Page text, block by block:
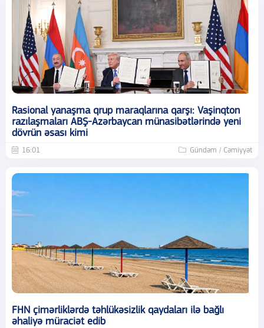
Rasional yanaşma qrup maraqlarına qarşı: Vaşinqton
razılaşmaları ABŞ-Azərbaycan münasibətlərində yeni
dövrün əsası kimi
16:01 Gündəm / Cəmiyyət
FHN çimərliklərdə təhlükəsizlik qaydaları ilə bağlı
əhaliyə müraciət edib